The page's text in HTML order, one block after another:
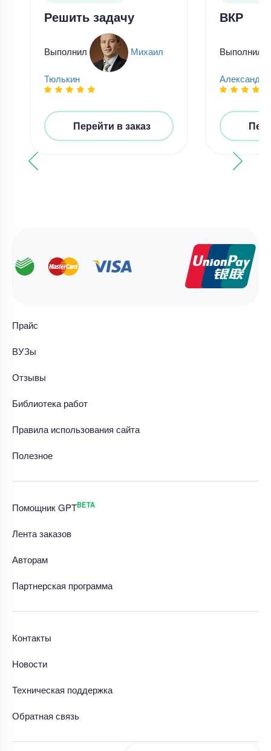
Решить задачу
Выполнил Михаил
Тюлькин
Перейти в заказ
ВКР
Выполнил
Александр
Прайс
ВУЗы
Отзывы
Библиотека работ
Правила использования сайта
Полезное
Помощник GPTBETA
Лента заказов
Авторам
Партнерская программа
Контакты
Новости
Техническая поддержка
Обратная связь